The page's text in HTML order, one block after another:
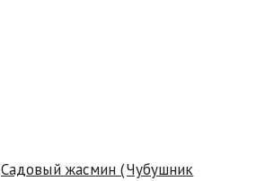
Садовый жасмин (Чубушник